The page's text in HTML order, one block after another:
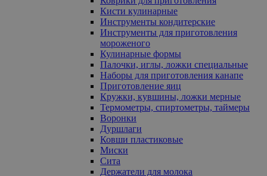
Кисти кулинарные
Инструменты кондитерские
Инструменты для приготовления
мороженого
Кулинарные формы
Палочки, иглы, ложки специальные
Наборы для приготовления канапе
Приготовление яиц
Кружки, кувшины, ложки мерные
Термометры, спиртометры, таймеры
Воронки
Дуршлаги
Ковши пластиковые
Миски
Сита
Держатели для молока